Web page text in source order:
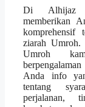
Di Alhijaz
memberikan
komprehensif
ziarah Umroh.
Umroh
Anda info
tentang
perjalanan,